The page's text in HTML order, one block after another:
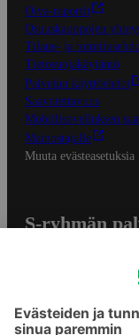
Oiva-raportit
Osuuskauppojen
Tilaus- ja
Tietosuojakäytäntö
Palvelun käyttöehdot
Saavutettavuus
Mobiilisovelluksen
Mainostajalle
Muuta evästeasetuksia
S-ryhmän
Yhteishyvä Ruoka -